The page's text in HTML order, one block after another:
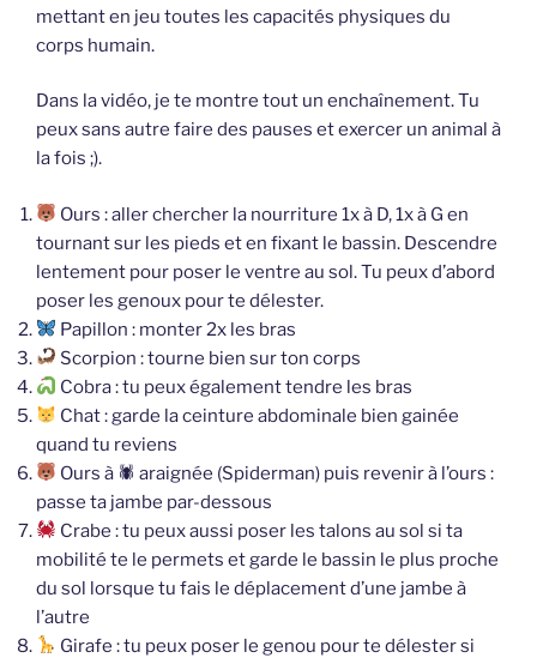
mettant en jeu toutes les capacités physiques du
corps humain.
Dans la vidéo, je te montre tout un enchaînement. Tu
peux sans autre faire des pauses et exercer un animal à
la fois ;).
Ours : aller chercher la nourriture 1x à D, 1x à G en
tournant sur les pieds et en fixant le bassin. Descendre
lentement pour poser le ventre au sol. Tu peux d’abord
poser les genoux pour te délester.
Papillon : monter 2x les bras
Scorpion : tourne bien sur ton corps
Cobra : tu peux également tendre les bras
Chat : garde la ceinture abdominale bien gainée
quand tu reviens
Ours à 🕷 araignée (Spiderman) puis revenir à l’ours :
passe ta jambe par-dessous
Crabe : tu peux aussi poser les talons au sol si ta
mobilité te le permets et garde le bassin le plus proche
du sol lorsque tu fais le déplacement d’une jambe à
l’autre
Girafe : tu peux poser le genou pour te délester si